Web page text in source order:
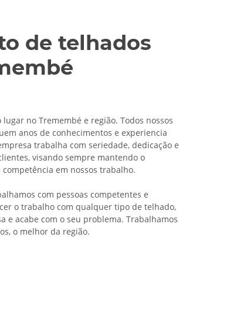
de telhados
no Tremembé e região. Todos nossos
anos de conhecimentos e experiencia
trabalha com seriedade, dedicação e
visando sempre mantendo o
em nossos trabalho.
com pessoas competentes e
o trabalho com qualquer tipo de telhado,
e acabe com o seu problema. Trabalhamos
o melhor da região.